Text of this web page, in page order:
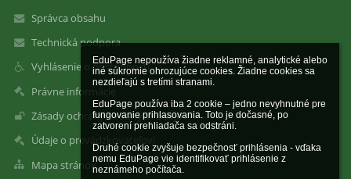
EduPage nepoužíva žiadne reklamné, analytické alebo
iné súkromie ohrozujúce cookies. Žiadne cookies sa
nezdieľajú s tretími stranami.
EduPage používa iba 2 cookie – jedno nevyhnutné pre
fungovanie prihlasovania. Toto je dočasné, po
zatvorení prehliadača sa odstráni.
Druhé cookie zvyšuje bezpečnosť prihlásenia - vďaka
nemu EduPage vie identifikovať prihlásenie z
neznámeho počítača.
Správca obsahu
Technická podpora
Vyhlásenie o prístupnosti
Právne informácie
Zásady ochrany osobných údajov
Údaje o prevádzkovateľovi
Mapa stránok